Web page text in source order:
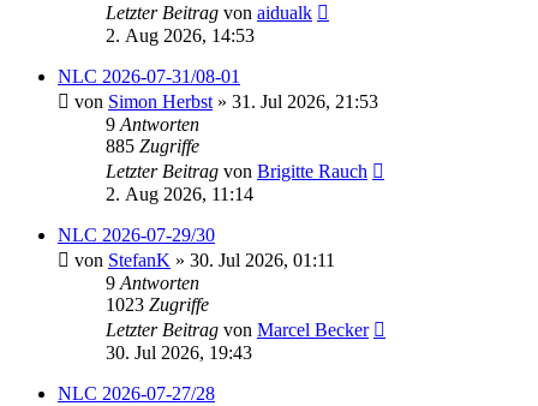
Letzter Beitrag von aidualk
2. Aug 2026, 14:53
NLC 2026-07-31/08-01
von Simon Herbst » 31. Jul 2026, 21:53
9 Antworten
885 Zugriffe
Letzter Beitrag von Brigitte Rauch
2. Aug 2026, 11:14
NLC 2026-07-29/30
von StefanK » 30. Jul 2026, 01:11
9 Antworten
1023 Zugriffe
Letzter Beitrag von Marcel Becker
30. Jul 2026, 19:43
NLC 2026-07-27/28